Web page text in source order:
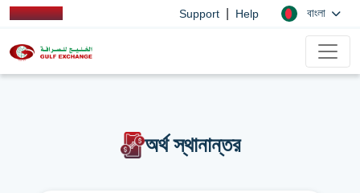
Support Help বাংলা
অর্থ স্থানান্তর